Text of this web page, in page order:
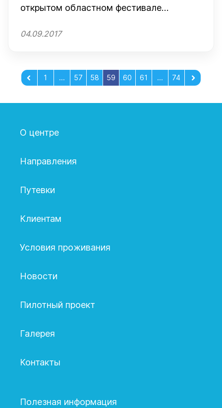
открытом областном фестивале
04.09.2017
1 ... 57 58 59 60 61 ... 74
О центре
Направления
Путевки
Клиентам
Условия проживания
Новости
Пилотный проект
Галерея
Контакты
Полезная информация